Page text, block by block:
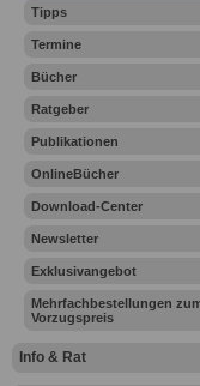
Tipps
Termine
Bücher
Ratgeber
Publikationen
OnlineBücher
Download-Center
Newsletter
Exklusivangebot
Mehrfachbestellungen
Vorzugspreis
Info & Rat